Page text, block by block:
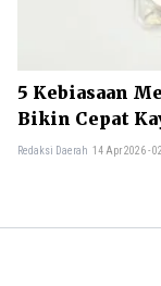
5 Kebiasaan
Bikin Cepat
Redaksi Daerah 14 Apr 2026 -